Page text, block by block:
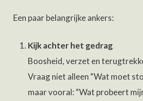
Een paar belangrijke ankers:
Kijk achter het gedrag
Boosheid, verzet en
Vraag niet alleen “Wat moet
maar vooral: “Wat probeert